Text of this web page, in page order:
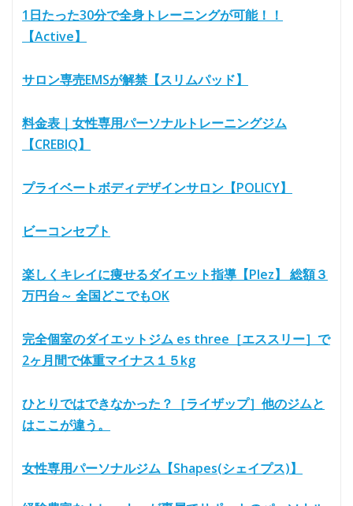
1日たった30分で全身トレーニングが可能！！
【Active】
サロン専売EMSが解禁【スリムパッド】
料金表｜女性専用パーソナルトレーニングジム
【CREBIQ】
プライベートボディデザインサロン【POLICY】
ビーコンセプト
楽しくキレイに痩せるダイエット指導【Plez】 総額３
万円台～ 全国どこでもOK
完全個室のダイエットジム es three［エススリー］で
2ヶ月間で体重マイナス１５kg
ひとりではできなかった？［ライザップ］他のジムと
はここが違う。
女性専用パーソナルジム【Shapes(シェイプス)】